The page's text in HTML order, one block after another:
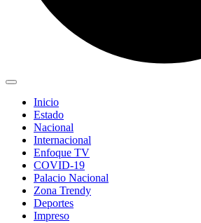
Inicio
Estado
Nacional
Internacional
Enfoque TV
COVID-19
Palacio Nacional
Zona Trendy
Deportes
Impreso